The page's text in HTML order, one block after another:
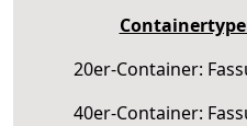
20er-Container:
40er-Container: